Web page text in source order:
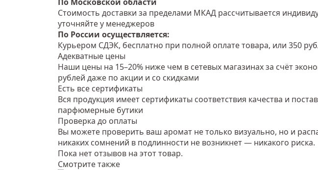
Стоимость доставки за пределами МКАД рассчитывается
уточняйте у менеджеров
По России осуществляется:
Курьером СДЭК, бесплатно при полной оплате товара, или 350
Адекватные цены
Наши цены на 15–20% ниже чем в сетевых магазинах за счёт
рублей даже по акции и со скидками
Есть все сертификаты
Вся продукция имеет сертификаты соответствия качества и
парфюмерные бутики
Проверка до оплаты
Вы можете проверить ваш аромат не только визуально, но и
никаких сомнений в подлинности не возникнет — никакого риска.
Пока нет отзывов на этот товар.
Смотрите также